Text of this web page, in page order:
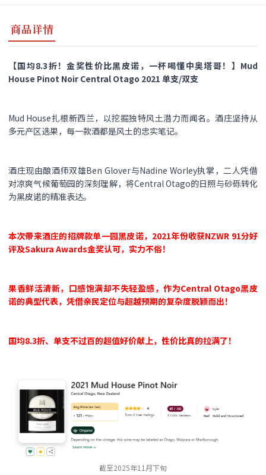
商品详情
【国均8.3折！金奖性价比黑皮诺，一杯喝懂中奥塔哥！】Mud
House Pinot Noir Central Otago 2021 单支/双支
Mud House扎根新西兰，以挖掘独特风土潜力而闻名。酒庄坚持从
多元产区选果，每一款酒都是风土的忠实笔记。
酒庄现由酿酒师双雄Ben Glover与Nadine Worley执掌，二人凭借
对凉爽气候葡萄园的深刻理解，将Central Otago的日照与砂砾转化
为黑皮诺的精准表达。
本次带来酒庄的招牌款单一园黑皮诺，2021年份收获NZWR 91分好
评及Sakura Awards金奖认可，实力不俗！
果香鲜活清新，口感饱满却不失轻盈感，作为Central Otago黑皮
诺的典型代表，凭借亲民定位与超越预期的复杂度脱颖而出！
国均8.3折、单支不过百的超值好价献上，性价比真的拉满了！
截至2025年11月下旬